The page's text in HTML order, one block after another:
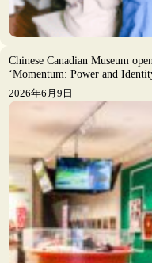
Chinese Canadian Museum
‘Momentum: Power and
2026年6月9日